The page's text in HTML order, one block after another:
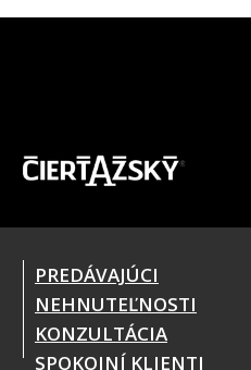
PREDÁVAJÚCI
NEHNUTEĽNOSTI
KONZULTÁCIA
SPOKOJNÍ KLIENTI